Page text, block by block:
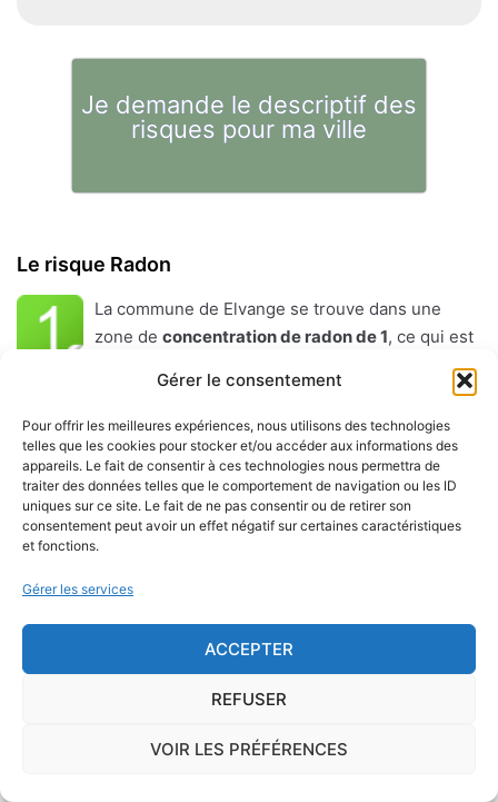
Gérer le consentement
Pour offrir les meilleures expériences, nous utilisons des technologies
telles que les cookies pour stocker et/ou accéder aux informations des
appareils. Le fait de consentir à ces technologies nous permettra de
traiter des données telles que le comportement de navigation ou les ID
uniques sur ce site. Le fait de ne pas consentir ou de retirer son
consentement peut avoir un effet négatif sur certaines caractéristiques
et fonctions.
Gérer les services
ACCEPTER
REFUSER
VOIR LES PRÉFÉRENCES
Je demande le descriptif des
risques pour ma ville
Le risque Radon
La commune de Elvange se trouve dans une
zone de concentration de radon de 1, ce qui est
Leradonest un gaz radioactif issu de la désintégration du
radium et de l'uranium, deux éléments présents dans le sol
et les roches. On trouve des taux importants de radon
dans l'air sur le territoire français. C'est pourquoi l'ISRN
(Institut de Radioprotection et de Sûreté Nucléaire), à la
communes françaises en fonction de leur potentiel radon :
Inhalé régulièrement et sur le long terme, le radon est un
facteur d'apparition du cancer du poumon.
A partir des sols essentiellement (mais également, dans